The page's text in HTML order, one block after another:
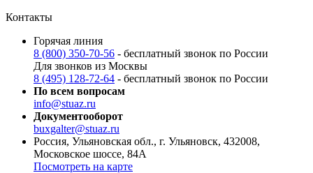
Контакты
Горячая линия
8 (800) 350-70-56 - бесплатный звонок по России
Для звонков из Москвы
8 (495) 128-72-64 - бесплатный звонок по России
По всем вопросам
info@stuaz.ru
Документооборот
buxgalter@stuaz.ru
Россия, Ульяновская обл., г. Ульяновск, 432008,
Московское шоссе, 84А
Посмотреть на карте